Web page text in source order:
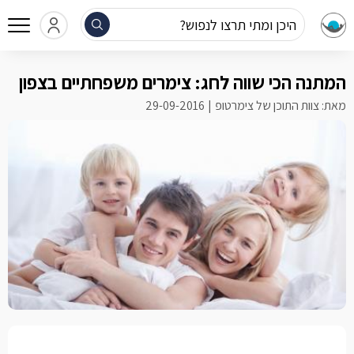
היכן ומתי תרצו לנפוש?
המתנה הכי שווה לחג: צימרים משפחתיים בצפון
מאת: צוות התוכן של צימרטופ 29-09-2016